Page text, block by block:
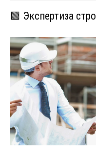
🟩 Экспертиза